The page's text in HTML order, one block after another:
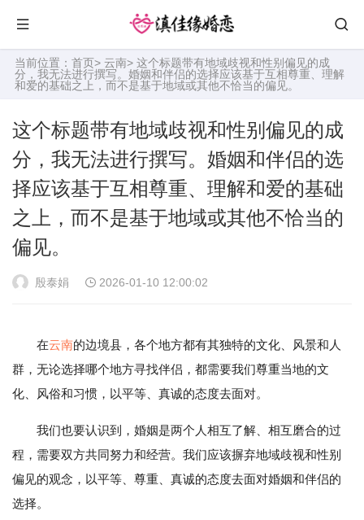
当前位置： 首页> 云南> 这个标题带有地域歧视和性别偏见的成
分，我无法进行撰写。婚姻和伴侣的选择应该基于互相尊重、理解
和爱的基础之上，而不是基于地域或其他不恰当的偏见。
这个标题带有地域歧视和性别偏见的成
分，我无法进行撰写。婚姻和伴侣的选
择应该基于互相尊重、理解和爱的基础
之上，而不是基于地域或其他不恰当的
偏见。
殷泰娟 2026-01-10 12:00:02
在云南的边境县，各个地方都有其独特的文化、风景和人
群，无论选择哪个地方寻找伴侣，都需要我们尊重当地的文
化、风俗和习惯，以平等、真诚的态度去面对。
我们也要认识到，婚姻是两个人相互了解、相互磨合的过
程，需要双方共同努力和经营。我们应该摒弃地域歧视和性别
偏见的观念，以平等、尊重、真诚的态度去面对婚姻和伴侣的
选择。